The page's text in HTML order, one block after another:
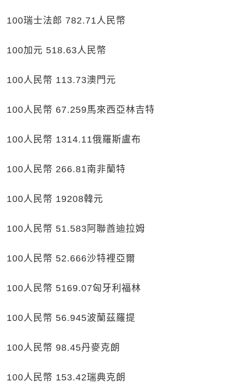
100瑞士法郎 782.71人民幣
100加元 518.63人民幣
100人民幣 113.73澳門元
100人民幣 67.259馬來西亞林吉特
100人民幣 1314.11俄羅斯盧布
100人民幣 266.81南非蘭特
100人民幣 19208韓元
100人民幣 51.583阿聯酋迪拉姆
100人民幣 52.666沙特裡亞爾
100人民幣 5169.07匈牙利福林
100人民幣 56.945波蘭茲羅提
100人民幣 98.45丹麥克朗
100人民幣 153.42瑞典克朗